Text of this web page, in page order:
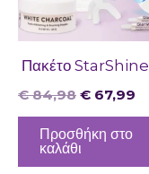
Πακέτο StarShine
€84,98 € 67,99
Προσθήκη στο
καλάθι